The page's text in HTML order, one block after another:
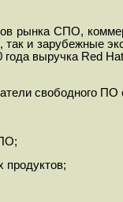
рынка СПО,
и зарубежные
года выручка Red Hat
свободного
продуктов;